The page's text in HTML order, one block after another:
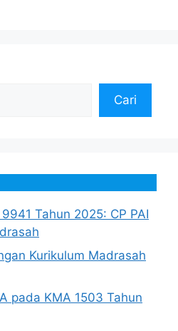
Cari
Tahun 2025: CP PAI
Kurikulum Madrasah
pada KMA 1503 Tahun